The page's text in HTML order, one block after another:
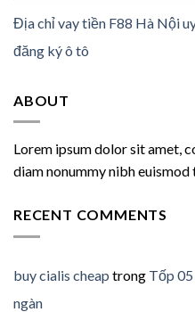
Địa chỉ vay tiền F88 Hà Nội
đăng ký ô tô
ABOUT
Lorem ipsum dolor sit amet,
diam nonummy nibh
RECENT COMMENTS
buy cialis cheap trong Tốp
ngàn